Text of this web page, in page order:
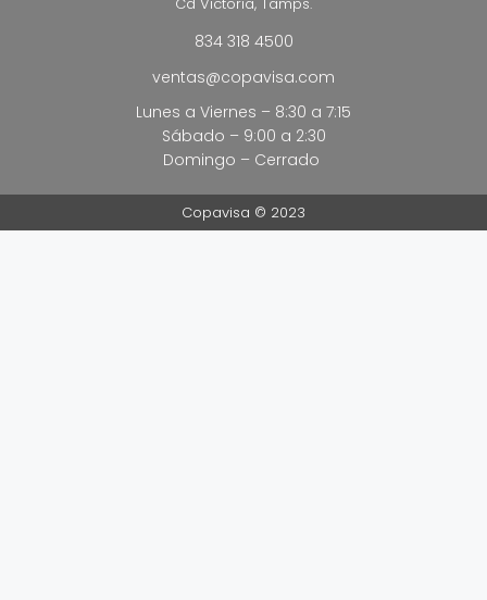
834 318 4500
ventas@copavisa.com
Lunes a Viernes – 8:30 a 7:15
Sábado – 9:00 a 2:30
Domingo – Cerrado
Copavisa © 2023